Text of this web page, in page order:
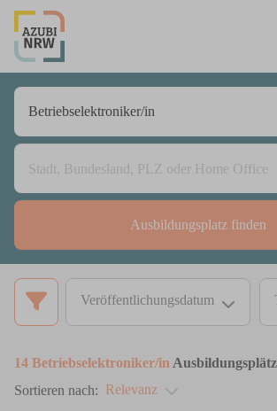
Ausbildungsplatz finden
Veröffentlichungsdatum
14 Betriebselektroniker/in
Sortieren nach: Relevanz